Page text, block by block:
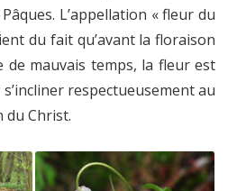
L’appellation « fleur du
du fait qu’avant la floraison
mauvais temps, la fleur est
respectueusement au
du Christ.